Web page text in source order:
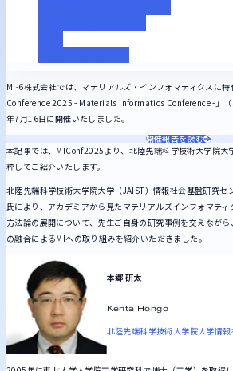
MI-6株式会社では、マテリアルズ・インフォマティクスに
Conference 2025 - Materials Informatics Conference -」
年7月16日に開催いたしました。
開催報告を読む
本記事では、MIConf2025より、北陸先端科学技術大学院大
粋してご紹介いたします。
北陸先端科学技術大学院大学（JAIST）情報社会基盤研究セ
氏により、アカデミアから見たマテリアルズインフォマテ
方法論の展開について、先生ご自身の研究事例を交えなが
の融合によるMIへの取り組みを紹介いただきました。
本郷 研太
Kenta Hongo
北陸先端科学技術大学院大学情